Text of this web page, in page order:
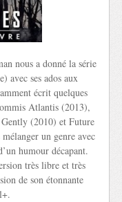
nous a donné la série
avec ses ados aux
écrit quelques
Atlantis (2013),
(2010) et Future
un genre avec
humour décapant.
très libre et très
de son étonnante